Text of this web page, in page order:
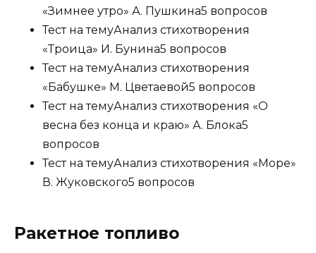
«Зимнее утро» А. Пушкина5 вопросов
Тест на темуАнализ стихотворения
«Троица» И. Бунина5 вопросов
Тест на темуАнализ стихотворения
«Бабушке» М. Цветаевой5 вопросов
Тест на темуАнализ стихотворения «О
весна без конца и краю» А. Блока5
вопросов
Тест на темуАнализ стихотворения «Море»
В. Жуковского5 вопросов
Ракетное топливо